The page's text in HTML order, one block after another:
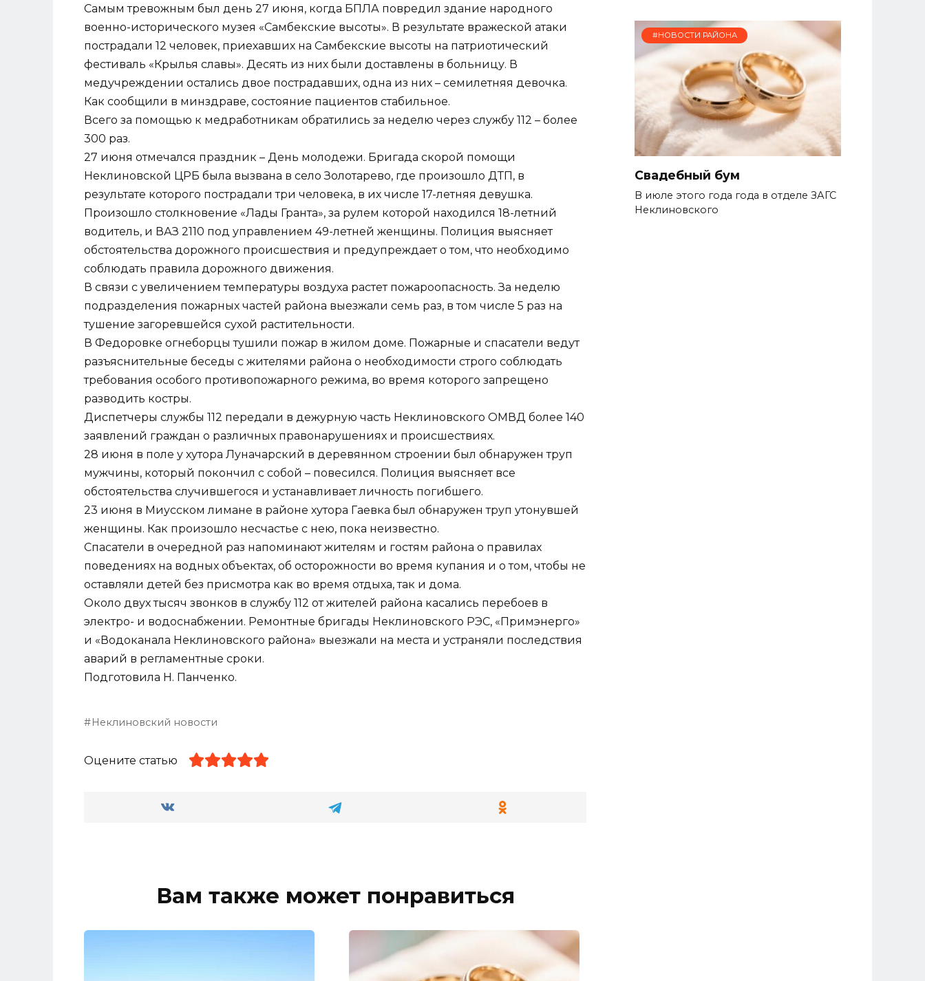
Самым тревожным был день 27 июня, когда БПЛА повредил здание народного
военно-исторического музея «Самбекские высоты». В результате вражеской атаки
пострадали 12 человек, приехавших на Самбекские высоты на патриотический
фестиваль «Крылья славы». Десять из них были доставлены в больницу. В
медучреждении остались двое пострадавших, одна из них – семилетняя девочка.
Как сообщили в минздраве, состояние пациентов стабильное.
Всего за помощью к медработникам обратились за неделю через службу 112 – более
300 раз.
27 июня отмечался праздник – День молодежи. Бригада скорой помощи
Неклиновской ЦРБ была вызвана в село Золотарево, где произошло ДТП, в
результате которого пострадали три человека, в их числе 17-летняя девушка.
Произошло столкновение «Лады Гранта», за рулем которой находился 18-летний
водитель, и ВАЗ 2110 под управлением 49-летней женщины. Полиция выясняет
обстоятельства дорожного происшествия и предупреждает о том, что необходимо
соблюдать правила дорожного движения.
В связи с увеличением температуры воздуха растет пожароопасность. За неделю
подразделения пожарных частей района выезжали семь раз, в том числе 5 раз на
тушение загоревшейся сухой растительности.
В Федоровке огнеборцы тушили пожар в жилом доме. Пожарные и спасатели ведут
разъяснительные беседы с жителями района о необходимости строго соблюдать
требования особого противопожарного режима, во время которого запрещено
разводить костры.
Диспетчеры службы 112 передали в дежурную часть Неклиновского ОМВД более 140
заявлений граждан о различных правонарушениях и происшествиях.
28 июня в поле у хутора Луначарский в деревянном строении был обнаружен труп
мужчины, который покончил с собой – повесился. Полиция выясняет все
обстоятельства случившегося и устанавливает личность погибшего.
23 июня в Миусском лимане в районе хутора Гаевка был обнаружен труп утонувшей
женщины. Как произошло несчастье с нею, пока неизвестно.
Спасатели в очередной раз напоминают жителям и гостям района о правилах
поведениях на водных объектах, об осторожности во время купания и о том, чтобы не
оставляли детей без присмотра как во время отдыха, так и дома.
Около двух тысяч звонков в службу 112 от жителей района касались перебоев в
электро- и водоснабжении. Ремонтные бригады Неклиновского РЭС, «Примэнерго»
и «Водоканала Неклиновского района» выезжали на места и устраняли последствия
аварий в регламентные сроки.
Подготовила Н. Панченко.
Неклиновский новости
Оцените статью
Вам также может понравиться
#НОВОСТИ РАЙОНА
Свадебный бум
В июле этого года года в отделе ЗАГС
Неклиновского